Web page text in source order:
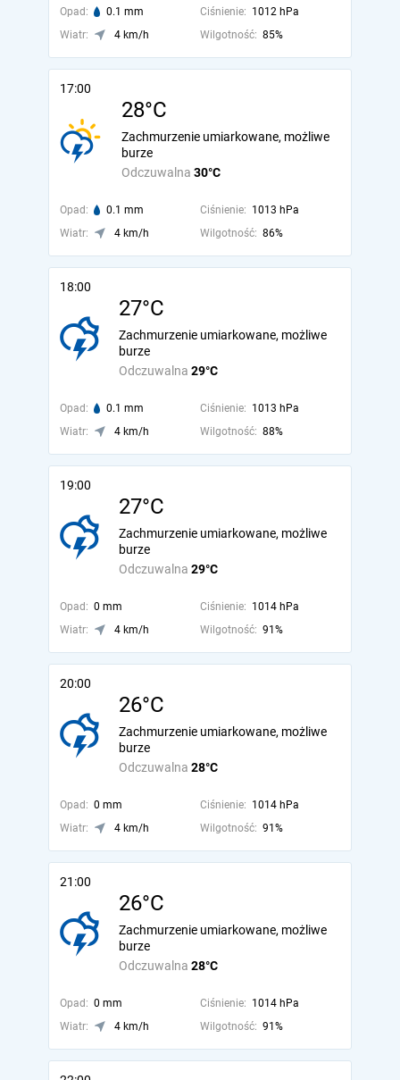
Opad: 0.1 mm Ciśnienie: 1012 hPa
Wiatr:
4 km/h Wilgotność: 85%
17:00
28°C
Odczuwalna 30°C
Zachmurzenie umiarkowane, możliwe
burze
Opad: 0.1 mm Ciśnienie: 1013 hPa
Wiatr:
4 km/h Wilgotność: 86%
18:00
27°C
Odczuwalna 29°C
Zachmurzenie umiarkowane, możliwe
burze
Opad: 0.1 mm Ciśnienie: 1013 hPa
Wiatr:
4 km/h Wilgotność: 88%
19:00
27°C
Odczuwalna 29°C
Zachmurzenie umiarkowane, możliwe
burze
Opad: 0 mm Ciśnienie: 1014 hPa
Wiatr:
4 km/h Wilgotność: 91%
20:00
26°C
Odczuwalna 28°C
Zachmurzenie umiarkowane, możliwe
burze
Opad: 0 mm Ciśnienie: 1014 hPa
Wiatr:
4 km/h Wilgotność: 91%
21:00
26°C
Odczuwalna 28°C
Zachmurzenie umiarkowane, możliwe
burze
Opad: 0 mm Ciśnienie: 1014 hPa
Wiatr:
4 km/h Wilgotność: 91%